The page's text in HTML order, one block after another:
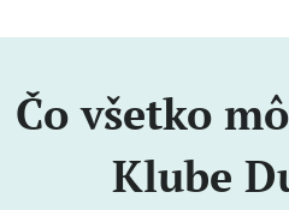
Čo všetko
Klube